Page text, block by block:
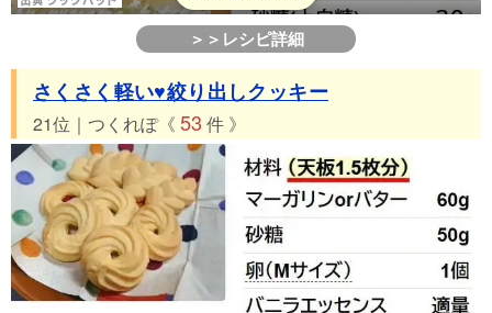
＞＞レシピ詳細
さくさく軽い♥️絞り出しクッキー
21位｜つくれぽ《 53 件 》